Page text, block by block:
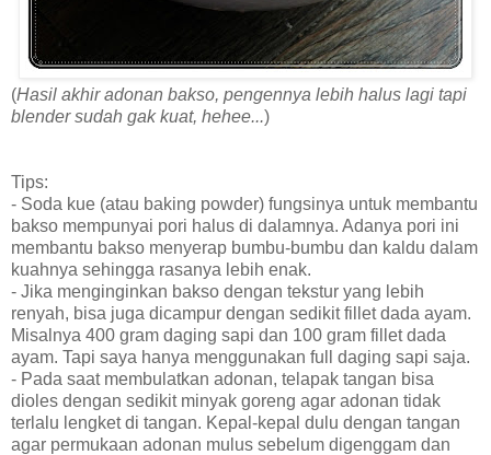
(Hasil akhir adonan bakso, pengennya lebih halus lagi tapi
blender sudah gak kuat, hehee...)
Tips:
- Soda kue (atau baking powder) fungsinya untuk membantu
bakso mempunyai pori halus di dalamnya. Adanya pori ini
membantu bakso menyerap bumbu-bumbu dan kaldu dalam
kuahnya sehingga rasanya lebih enak.
- Jika menginginkan bakso dengan tekstur yang lebih
renyah, bisa juga dicampur dengan sedikit fillet dada ayam.
Misalnya 400 gram daging sapi dan 100 gram fillet dada
ayam. Tapi saya hanya menggunakan full daging sapi saja.
- Pada saat membulatkan adonan, telapak tangan bisa
dioles dengan sedikit minyak goreng agar adonan tidak
terlalu lengket di tangan. Kepal-kepal dulu dengan tangan
agar permukaan adonan mulus sebelum digenggam dan